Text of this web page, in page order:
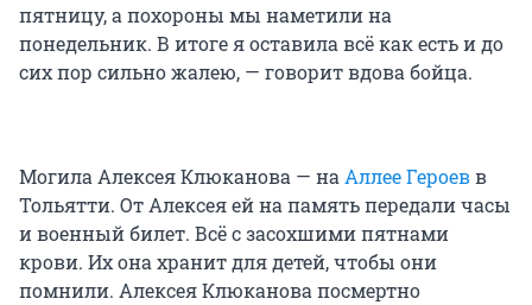
пятницу, а похороны мы наметили на
понедельник. В итоге я оставила всё как есть и до
сих пор сильно жалею, — говорит вдова бойца.
Могила Алексея Клюканова — на Аллее Героевв
Тольятти. От Алексея ей на память передали часы
и военный билет. Всё с засохшими пятнами
крови. Их она хранит для детей, чтобы они
помнили. Алексея Клюканова посмертно